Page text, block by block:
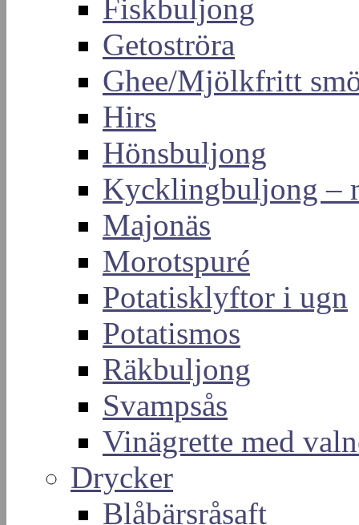
Fiskbuljong
Getoströra
Ghee/Mjölkfritt
Hirs
Hönsbuljong
Kycklingbuljong –
Majonäs
Morotspuré
Potatisklyftor i ugn
Potatismos
Räkbuljong
Svampsås
Vinägrette med
Drycker
Blåbärsråsaft